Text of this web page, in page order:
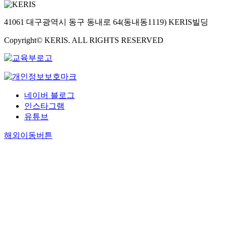
41061 대구광역시 동구 동내로 64(동내동1119) KERIS빌딩
Copyright© KERIS. ALL RIGHTS RESERVED
네이버 블로그
인스타그램
유튜브
해외이동버튼